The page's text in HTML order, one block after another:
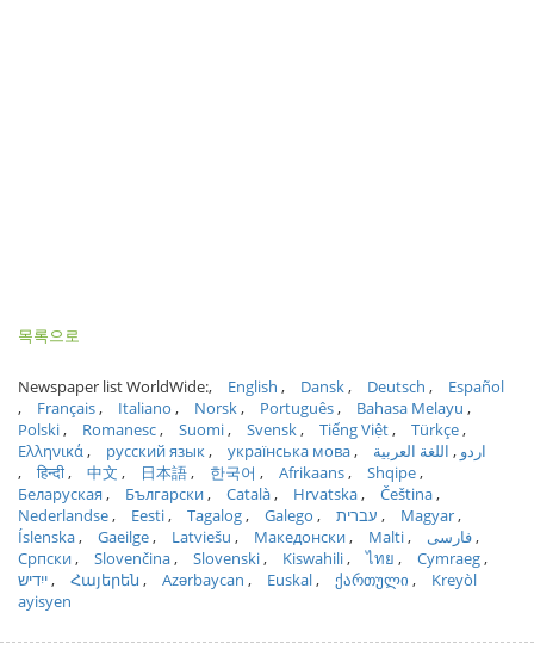
목록으로
Newspaper list WorldWide: English Dansk Deutsch
Español
Français
Italiano Norsk Português
Bahasa Melayu
Polski
Romanesc Suomi Svensk Tiếng Việt
Türkçe
Ελληνικά
русский язык українська мова اردو
اللغة العربية
हिन्दी
中文 日本語 한국어 Afrikaans
Shqipe
Беларуская
Български Català Hrvatska
Čeština
Nederlandse
Eesti Tagalog Galego עברית
Magyar
Íslenska
Gaeilge Latviešu Македонски Malti
فارسی
Српски
Slovenčina Slovenski Kiswahili ไทย
Cymraeg
ייִדיש
Հայերեն Azərbaycan Euskal ქართული
Kreyòl
ayisyen